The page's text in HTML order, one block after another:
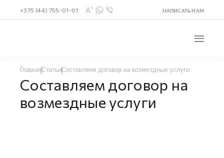
НАПИСАТЬ НАМ
+375 (44) 755-01-01
ГлавнаяСтатьиСоставляем договор на возмездные услуги
Составляем договор на
возмездные услуги